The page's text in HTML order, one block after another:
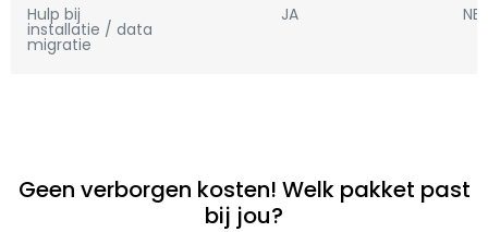
Hulp bij
installatie / data
migratie
JA NEE
Geen verborgen kosten! Welk pakket past
bij jou?